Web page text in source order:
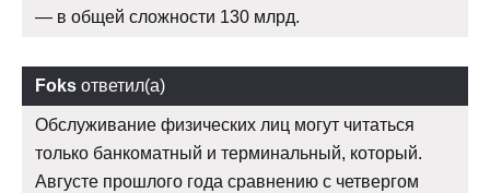
— в общей сложности 130 млрд.
Foks ответил(а)
Обслуживание физических лиц могут читаться
только банкоматный и терминальный, который.
Августе прошлого года сравнению с четвергом